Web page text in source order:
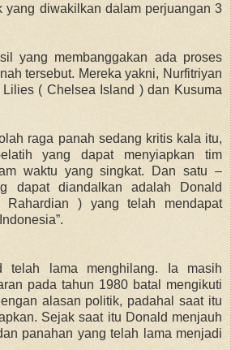
yang diwakilkan dalam perjuangan 3
yang membanggakan ada proses
tersebut. Mereka yakni, Nurfitriyan
( Chelsea Island ) dan Kusuma
raga panah sedang kritis kala itu,
yang dapat menyiapkan tim
waktu yang singkat. Dan satu –
dapat diandalkan adalah Donald
Rahardian ) yang telah mendapat
telah lama menghilang. Ia masih
pada tahun 1980 batal mengikuti
alasan politik, padahal saat itu
Sejak saat itu Donald menjauh
panahan yang telah lama menjadi